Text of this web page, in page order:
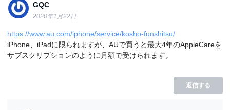
GQC
2020年1月22日
https://www.au.com/iphone/service/kosho-funshitsu/
iPhone、iPadに限られますが、AUで買うと最大4年のAppleCareを
サブスクリプションのように月額で受けられます。
返信する